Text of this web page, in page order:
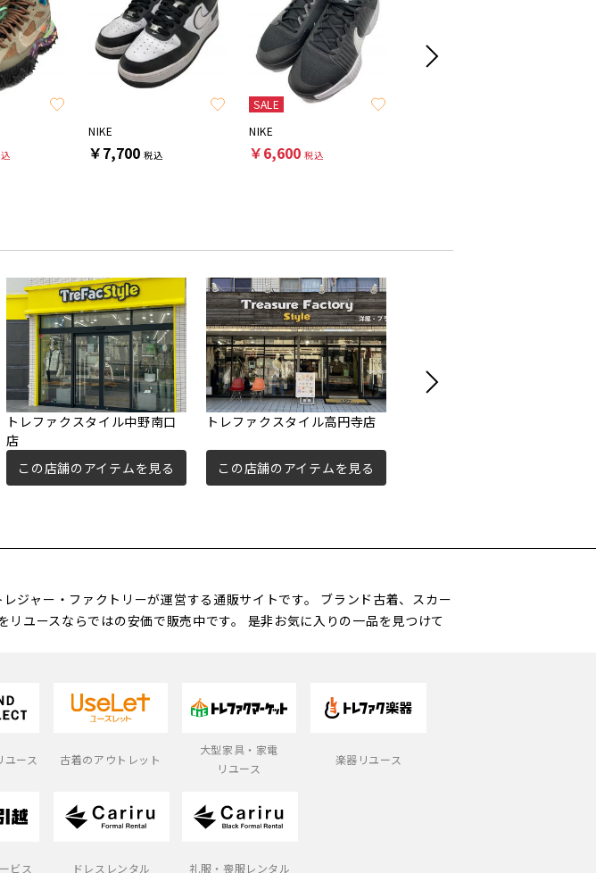
NIKE
￥7,700 税込
SALE
NIKE
￥6,600 税込
トレファクスタイル中野南口
店
この店舗のアイテムを見る
トレファクスタイル高円寺店
この店舗のアイテムを見る
ジャー・ファクトリーが運営する通販サイトです。 ブランド古着、スカー
ユースならではの安価で販売中です。 是非お気に入りの一品を見つけて
ユース 古着のアウトレット
大型家具・家電
リユース
楽器リユース
ビス ドレスレンタル 礼服・喪服レンタル